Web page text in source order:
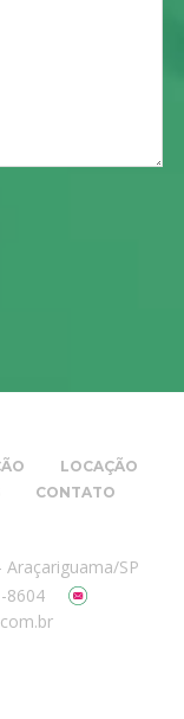
LOCAÇÃO
CONTATO
Araçariguama/SP
8604